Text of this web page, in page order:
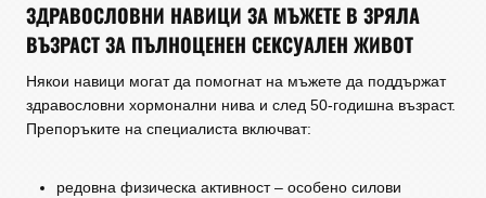
ЗДРАВОСЛОВНИ НАВИЦИ ЗА МЪЖЕТЕ В ЗРЯЛА
ВЪЗРАСТ ЗА ПЪЛНОЦЕНЕН СЕКСУАЛЕН ЖИВОТ
Някои навици могат да помогнат на мъжете да поддържат
здравословни хормонални нива и след 50-годишна възраст.
Препоръките на специалиста включват:
редовна физическа активност – особено силови